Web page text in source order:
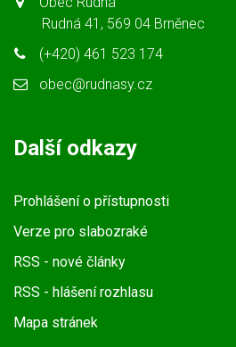
Rudná 41, 569 04 Brněnec
(+420) 461 523 174
obec@rudnasy.cz
Další odkazy
Prohlášení o přístupnosti
Verze pro slabozraké
RSS - nové články
RSS - hlášení rozhlasu
Mapa stránek